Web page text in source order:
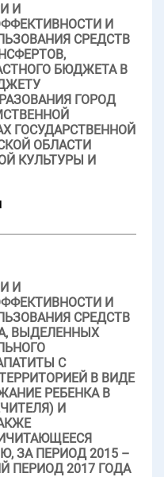
И
И
СРЕДСТВ
БЮДЖЕТА В
ГОРОД
ГОСУДАРСТВЕННОЙ
ОБЛАСТИ
КУЛЬТУРЫ И
И
И
СРЕДСТВ
ВЫДЕЛЕННЫХ
С
В ВИДЕ
РЕБЕНКА В
И
ЗА ПЕРИОД 2015 –
ПЕРИОД 2017 ГОДА